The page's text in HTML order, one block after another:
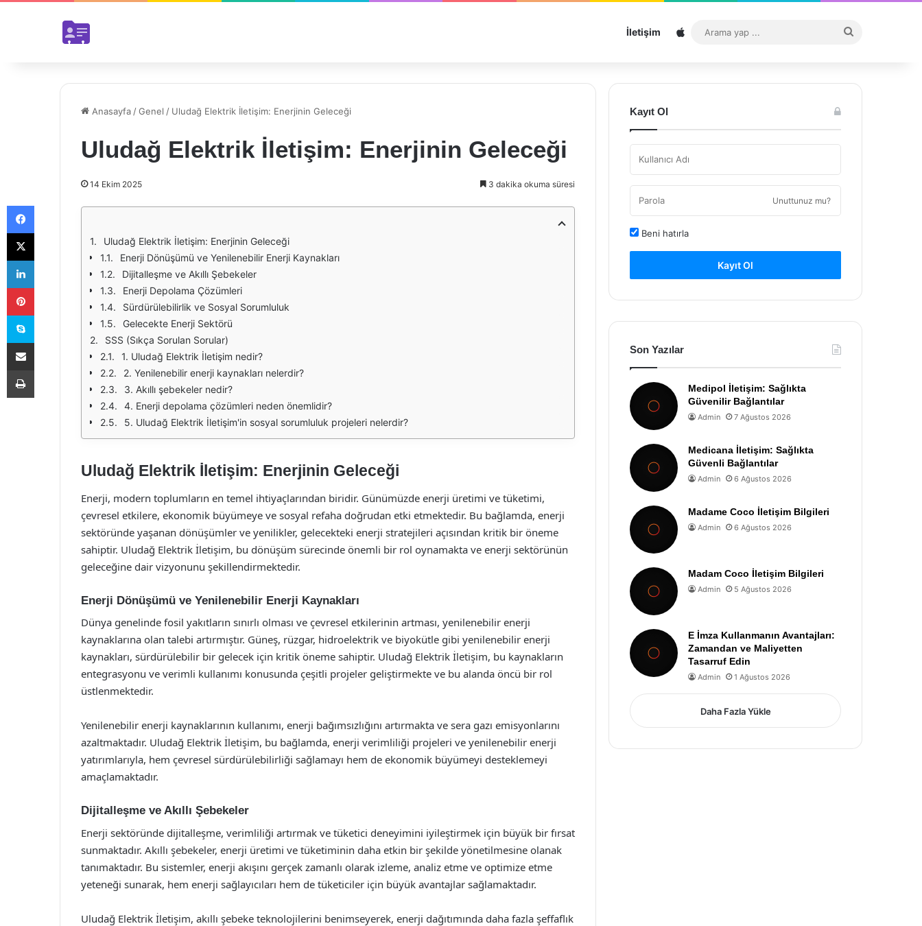
İletişim Sitemap
...
Anasayfa /Genel / Uludağ Elektrik İletişim: Enerjinin Geleceği
Uludağ Elektrik İletişim: Enerjinin Geleceği
14 Ekim 2025 3 dakika okuma süresi
Uludağ Elektrik İletişim: Enerjinin Geleceği
Enerji Dönüşümü ve Yenilenebilir Enerji Kaynakları
Dijitalleşme ve Akıllı Şebekeler
Enerji Depolama Çözümleri
Sürdürülebilirlik ve Sosyal Sorumluluk
Gelecekte Enerji Sektörü
SSS (Sıkça Sorulan Sorular)
1. Uludağ Elektrik İletişim nedir?
2. Yenilenebilir enerji kaynakları nelerdir?
3. Akıllı şebekeler nedir?
4. Enerji depolama çözümleri neden önemlidir?
5. Uludağ Elektrik İletişim'in sosyal sorumluluk projeleri nelerdir?
Uludağ Elektrik İletişim: Enerjinin Geleceği
Enerji, modern toplumların en temel ihtiyaçlarından biridir. Günümüzde enerji üretimi ve tüketimi,
çevresel etkilere, ekonomik büyümeye ve sosyal refaha doğrudan etki etmektedir. Bu bağlamda, enerji
sektöründe yaşanan dönüşümler ve yenilikler, gelecekteki enerji stratejileri açısından kritik bir öneme
sahiptir. Uludağ Elektrik İletişim, bu dönüşüm sürecinde önemli bir rol oynamakta ve enerji sektörünün
geleceğine dair vizyonunu şekillendirmektedir.
Enerji Dönüşümü ve Yenilenebilir Enerji Kaynakları
Dünya genelinde fosil yakıtların sınırlı olması ve çevresel etkilerinin artması, yenilenebilir enerji
kaynaklarına olan talebi artırmıştır. Güneş, rüzgar, hidroelektrik ve biyokütle gibi yenilenebilir enerji
kaynakları, sürdürülebilir bir gelecek için kritik öneme sahiptir. Uludağ Elektrik İletişim, bu kaynakların
entegrasyonu ve verimli kullanımı konusunda çeşitli projeler geliştirmekte ve bu alanda öncü bir rol
üstlenmektedir.
Yenilenebilir enerji kaynaklarının kullanımı, enerji bağımsızlığını artırmakta ve sera gazı emisyonlarını
azaltmaktadır. Uludağ Elektrik İletişim, bu bağlamda, enerji verimliliği projeleri ve yenilenebilir enerji
yatırımlarıyla, hem çevresel sürdürülebilirliği sağlamayı hem de ekonomik büyümeyi desteklemeyi
amaçlamaktadır.
Dijitalleşme ve Akıllı Şebekeler
Enerji sektöründe dijitalleşme, verimliliği artırmak ve tüketici deneyimini iyileştirmek için büyük bir fırsat
sunmaktadır. Akıllı şebekeler, enerji üretimi ve tüketiminin daha etkin bir şekilde yönetilmesine olanak
tanımaktadır. Bu sistemler, enerji akışını gerçek zamanlı olarak izleme, analiz etme ve optimize etme
yeteneği sunarak, hem enerji sağlayıcıları hem de tüketiciler için büyük avantajlar sağlamaktadır.
Uludağ Elektrik İletişim, akıllı şebeke teknolojilerini benimseyerek, enerji dağıtımında daha fazla şeffaflık
Kayıt Ol
Unuttunuz mu?
Beni hatırla
Kayıt Ol
Son Yazılar
Medipol İletişim: Sağlıkta
Güvenilir Bağlantılar
Admin 7 Ağustos 2026
Medicana İletişim: Sağlıkta
Güvenli Bağlantılar
Admin 6 Ağustos 2026
Madame Coco İletişim Bilgileri
Admin 6 Ağustos 2026
Madam Coco İletişim Bilgileri
Admin 5 Ağustos 2026
E İmza Kullanmanın Avantajları:
Zamandan ve Maliyetten
Tasarruf Edin
Admin 1 Ağustos 2026
Daha Fazla Yükle
Facebook
X
LinkedIn
Pinterest
Skype
E-Posta ile paylaş